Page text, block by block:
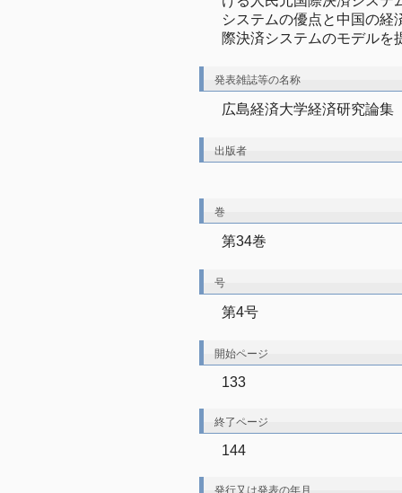
システムの優点と中国の経
際決済システムのモデルを
発表雑誌等の名称
広島経済大学経済研究論集
出版者
巻
第34巻
号
第4号
開始ページ
133
終了ページ
144
発行又は発表の年月